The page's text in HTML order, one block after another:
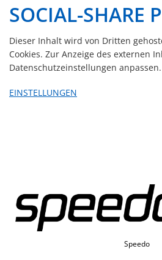
SOCIAL-SHARE
Dieser Inhalt wird von Dritten
Cookies. Zur Anzeige des externen
Datenschutzeinstellungen anpassen.
EINSTELLUNGEN
Speedo